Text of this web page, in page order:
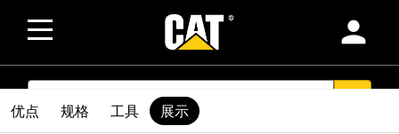
person
SEARCH
优点 规格 工具 展示